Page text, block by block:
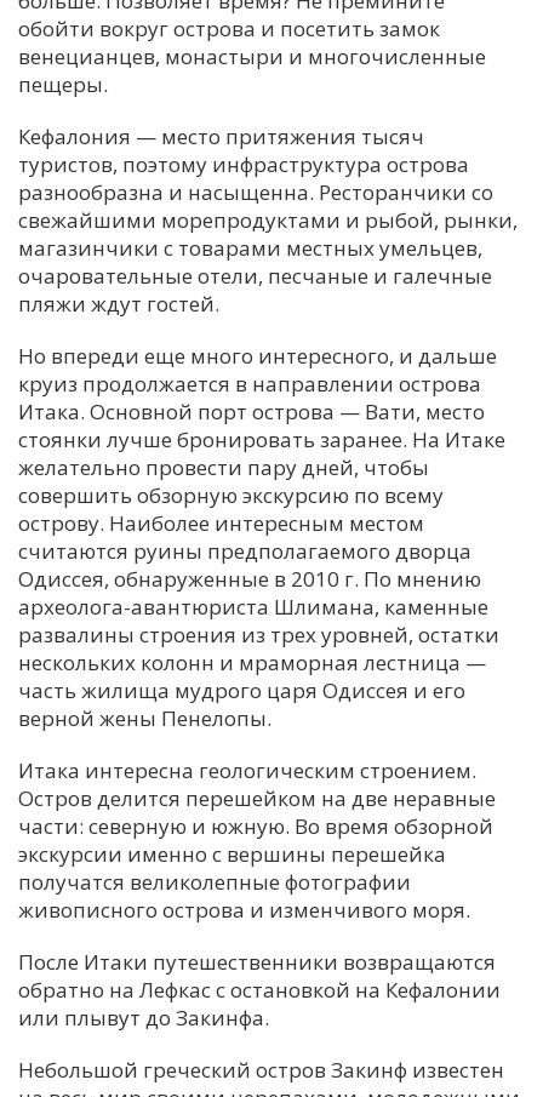
обойти вокруг острова и посетить замок
венецианцев, монастыри и многочисленные
пещеры.
Кефалония — место притяжения тысяч
туристов, поэтому инфраструктура острова
разнообразна и насыщенна. Ресторанчики со
свежайшими морепродуктами и рыбой, рынки,
магазинчики с товарами местных умельцев,
очаровательные отели, песчаные и галечные
пляжи ждут гостей.
Но впереди еще много интересного, и дальше
круиз продолжается в направлении острова
Итака. Основной порт острова — Вати, место
стоянки лучше бронировать заранее. На Итаке
желательно провести пару дней, чтобы
совершить обзорную экскурсию по всему
острову. Наиболее интересным местом
считаются руины предполагаемого дворца
Одиссея, обнаруженные в 2010 г. По мнению
археолога-авантюриста Шлимана, каменные
развалины строения из трех уровней, остатки
нескольких колонн и мраморная лестница —
часть жилища мудрого царя Одиссея и его
верной жены Пенелопы.
Итака интересна геологическим строением.
Остров делится перешейком на две неравные
части: северную и южную. Во время обзорной
экскурсии именно с вершины перешейка
получатся великолепные фотографии
живописного острова и изменчивого моря.
После Итаки путешественники возвращаются
обратно на Лефкас с остановкой на Кефалонии
или плывут до Закинфа.
Небольшой греческий остров Закинф известен